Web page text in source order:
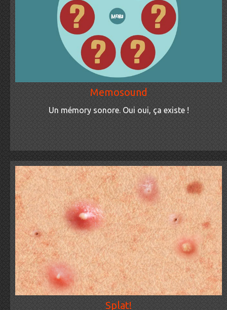
Memosound
Un mémory sonore. Oui oui, ça existe !
Splat!